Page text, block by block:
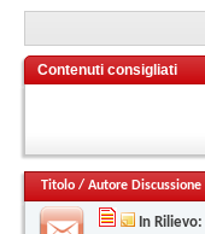
Contenuti consigliati
Titolo / Autore Discussione
In Rilievo: